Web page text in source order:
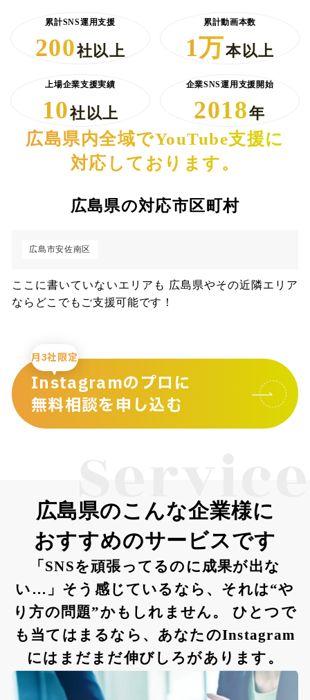
累計SNS運用支援
200社以上
累計動画本数
1万本以上
上場企業支援実績
10社以上
企業SNS運用支援開始
2018年
広島県内全域でYouTube支援に
対応しております。
広島県の対応市区町村
広島市安佐南区
ここに書いていないエリアも 広島県やその近隣エリア
ならどこでもご支援可能です！
月3社限定
Instagramのプロに
無料相談を申し込む
Service
広島県のこんな企業様に
おすすめのサービスです
「SNSを頑張ってるのに成果が出な
い…」そう感じているなら、それは“や
り方の問題”かもしれません。 ひとつで
も当てはまるなら、あなたのInstagram
にはまだまだ伸びしろがあります。